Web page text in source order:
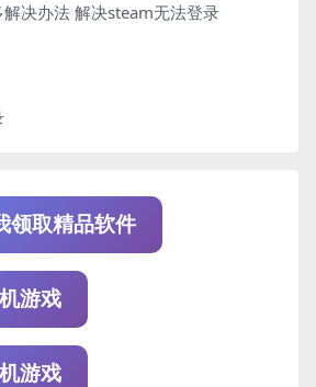
决办法 解决steam无法登录
领取精品软件
游戏
游戏